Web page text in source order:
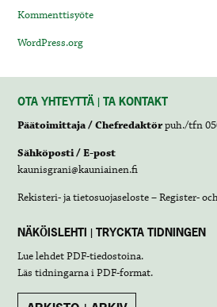
Kommenttisyöte
WordPress.org
OTA YHTEYTTÄ | TA KONTAKT
Päätoimittaja / Chefredaktörpuh./tfn
Sähköposti / E-post
kaunisgrani@kauniainen.fi
Rekisteri- ja tietosuojaseloste – Register-
NÄKÖISLEHTI | TRYCKTA TIDNINGEN
Lue lehdetPDF-tiedostoina.
Läs tidningarna iPDF-format.